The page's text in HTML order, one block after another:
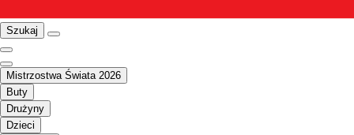
Szukaj
Mistrzostwa Świata 2026
Buty
Drużyny
Dzieci